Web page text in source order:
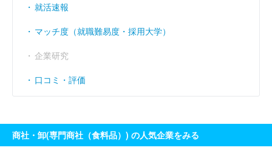
就活速報
マッチ度（就職難易度・採用大学）
企業研究
口コミ・評価
商社・卸(専門商社（食料品）) の人気企業をみる